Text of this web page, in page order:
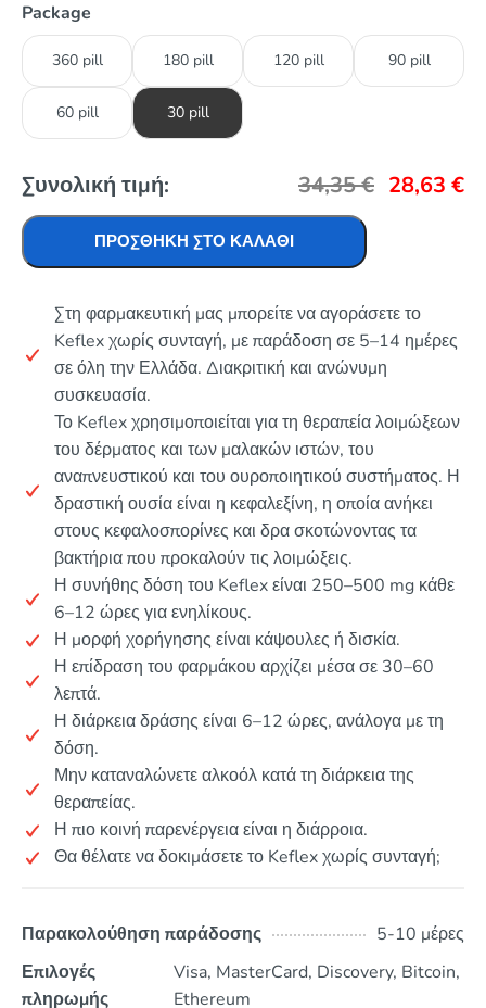
Package
360 pill 180 pill 120 pill 90 pill
60 pill 30 pill
Συνολική τιμή: 34,35€ 28,63 €
ΠΡΟΣΘΉΚΗ ΣΤΟ ΚΑΛΆΘΙ
Στη φαρμακευτική μας μπορείτε να αγοράσετε το
Keflex χωρίς συνταγή, με παράδοση σε 5–14 ημέρες
σε όλη την Ελλάδα. Διακριτική και ανώνυμη
συσκευασία.
Το Keflex χρησιμοποιείται για τη θεραπεία λοιμώξεων
του δέρματος και των μαλακών ιστών, του
αναπνευστικού και του ουροποιητικού συστήματος. Η
δραστική ουσία είναι η κεφαλεξίνη, η οποία ανήκει
στους κεφαλοσπορίνες και δρα σκοτώνοντας τα
βακτήρια που προκαλούν τις λοιμώξεις.
Η συνήθης δόση του Keflex είναι 250–500 mg κάθε
6–12 ώρες για ενηλίκους.
Η μορφή χορήγησης είναι κάψουλες ή δισκία.
Η επίδραση του φαρμάκου αρχίζει μέσα σε 30–60
λεπτά.
Η διάρκεια δράσης είναι 6–12 ώρες, ανάλογα με τη
δόση.
Μην καταναλώνετε αλκοόλ κατά τη διάρκεια της
θεραπείας.
Η πιο κοινή παρενέργεια είναι η διάρροια.
Θα θέλατε να δοκιμάσετε το Keflex χωρίς συνταγή;
Παρακολούθηση παράδοσης
5-10 μέρες
Επιλογές
πληρωμής
Visa, MasterCard, Discovery, Bitcoin,
Ethereum